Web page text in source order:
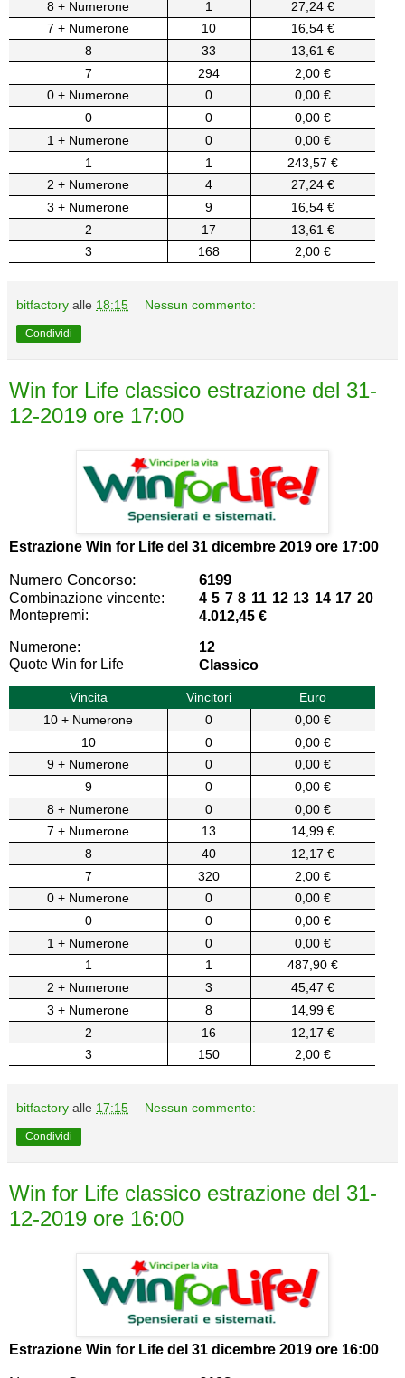
8 + Numerone 1
27,24 €
7 + Numerone
10
16,54 €
8
33
13,61 €
7
294
2,00 €
0 + Numerone
0
0,00 €
0
0
0,00 €
1 + Numerone
0
0,00 €
1
1
243,57 €
2 + Numerone
4
27,24 €
3 + Numerone
9
16,54 €
2
17
13,61 €
3
168 2,00 €
bitfactory alle 18:15 Nessun commento:
Condividi
Win for Life classico estrazione del 31-
12-2019 ore 17:00
Estrazione Win for Life del 31 dicembre 2019 ore 17:00
Numero Concorso: 6199
Combinazione vincente:
4 5 7 8 11 12 13 14 17 20
Montepremi:
4.012,45 €
Numerone:
12
Quote Win for Life
Classico
Vincita Vincitori
Euro
10 + Numerone
0
0,00 €
10
0
0,00 €
9 + Numerone
0
0,00 €
9
0
0,00 €
8 + Numerone
0
0,00 €
7 + Numerone
13
14,99 €
8
40
12,17 €
7
320
2,00 €
0 + Numerone
0
0,00 €
0
0
0,00 €
1 + Numerone
0
0,00 €
1
1
487,90 €
2 + Numerone
3
45,47 €
3 + Numerone
8
14,99 €
2
16
12,17 €
3
150 2,00 €
bitfactory alle 17:15 Nessun commento:
Condividi
Win for Life classico estrazione del 31-
12-2019 ore 16:00
Estrazione Win for Life del 31 dicembre 2019 ore 16:00